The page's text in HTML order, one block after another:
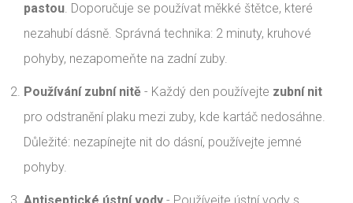
pastou. Doporučuje se používat měkké štětce, které
nezahubí dásně. Správná technika: 2 minuty, kruhové
pohyby, nezapomeňte na zadní zuby.
Používání zubní nitě - Každý den používejte zubní nit
pro odstranění plaku mezi zuby, kde kartáč nedosáhne.
Důležité: nezapínejte nit do dásní, používejte jemné
pohyby.